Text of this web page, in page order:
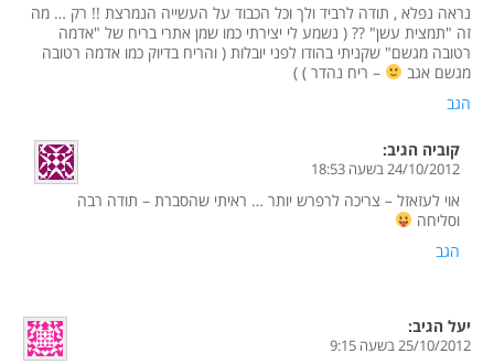
נראה נפלא , תודה לרביד ולך וכל הכבוד על העשייה הנמרצת !! רק … מה
זה "תמצית עשן" ?? ( נשמע לי יצירתי כמו שמן אתרי בריח של "אדמה
רטובה מגשם" שקניתי בהודו לפני יובלות ( והריח בדיוק כמו אדמה רטובה
מגשם אגב
– ריח נהדר ) )
הגב
קוביה הגיב:
24/10/2012 בשעה 18:53
אוי לעזאזל – צריכה לרפרש יותר … ראיתי שהסברת – תודה רבה
וסליחה
הגב
יעל הגיב:
25/10/2012 בשעה 9:15